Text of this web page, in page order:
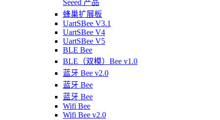
Seeed 产品
蜂巢扩展板
UartSBee V3.1
UartSBee V4
UartSBee V5
BLE Bee
BLE（双模）Bee v1.0
蓝牙 Bee v2.0
蓝牙 Bee
蓝牙 Bee
Wifi Bee
Wifi Bee v2.0